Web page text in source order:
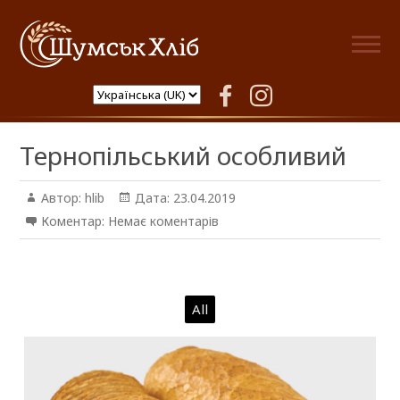
Шумськ Хліб
facebookinstagram
Author:
Тернопільський особливий
Автор: hlib Дата: 23.04.2019
Коментар: Немає коментарів
All